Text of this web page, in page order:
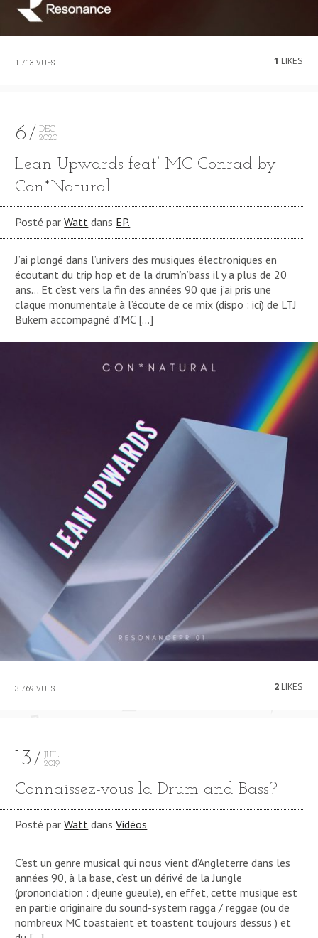
1 713 VUES 1 LIKES
6
DÉC
2020
Lean Upwards feat’ MC Conrad by
Con*Natural
Posté parWatt dans EP.
J’ai plongé dans l’univers des musiques électroniques en
écoutant du trip hop et de la drum’n’bass il y a plus de 20
ans… Et c’est vers la fin des années 90 que j’ai pris une
claque monumentale à l’écoute de ce mix (dispo : ici) de LTJ
Bukem accompagné d’MC […]
3 769 VUES 2LIKES
13
JUIL
2019
Connaissez-vous la Drum and Bass?
Posté parWatt dansVidéos
C’est un genre musical qui nous vient d’Angleterre dans les
années 90, à la base, c’est un dérivé de la Jungle
(prononciation : djeune gueule), en effet, cette musique est
en partie originaire du sound-system ragga / reggae (ou de
nombreux MC toastaient et toastent toujours dessus ) et